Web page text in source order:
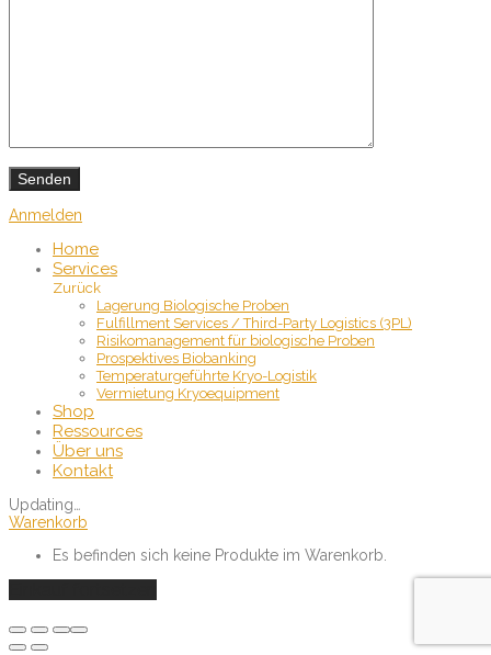
Anmelden
Home
Services
Zurück
Lagerung Biologische Proben
Fulfillment Services / Third-Party Logistics (3PL)
Risikomanagement für biologische Proben
Prospektives Biobanking
Temperaturgeführte Kryo-Logistik
Vermietung Kryoequipment
Shop
Ressources
Über uns
Kontakt
Updating…
Warenkorb
Es befinden sich keine Produkte im Warenkorb.